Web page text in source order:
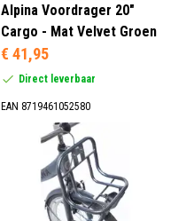
Alpina Voordrager 20"
Cargo - Mat Velvet Groen
€ 41,95
Direct leverbaar
EAN 8719461052580